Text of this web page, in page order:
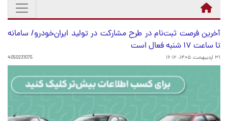
آخرین فرصت ثبت‌نام در طرح مشارکت در تولید ایران‌خودرو/ سامانه
تا ساعت ۱۷ شنبه فعال است
۳۱ اردیبهشت ۱۴۰۵، ۱۶:۱۲ 4050231075